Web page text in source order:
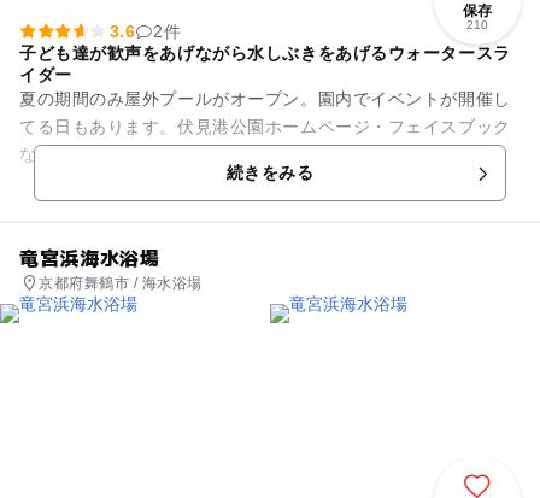
保存
210
3.6
2件
子ども達が歓声をあげながら水しぶきをあげるウォータースラ
イダー
夏の期間のみ屋外プールがオープン。園内でイベントが開催し
てる日もあります。伏見港公園ホームページ・フェイスブック
などで随時、情報発信しています。
続きをみる
竜宮浜海水浴場
京都府舞鶴市 / 海水浴場